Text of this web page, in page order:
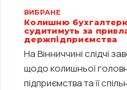
ВИБРАНЕ
Колишню
судитимуть за
держпідприємства
На Вінниччині слідчі
щодо колишньої
підприємства та її